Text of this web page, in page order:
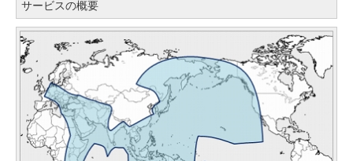
サービスの概要